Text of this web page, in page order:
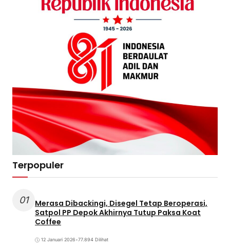
Terpopuler
01
Merasa Dibackingi, Disegel Tetap Beroperasi,
Satpol PP Depok Akhirnya Tutup Paksa Koat
Coffee
12 Januari 2026•77.894 Dilihat